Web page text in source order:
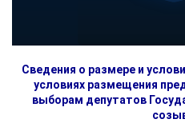
Сведения о размере и
условиях размещения
выборам депутатов